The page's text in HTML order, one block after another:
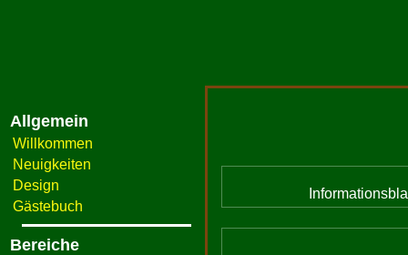
Allgemein
Willkommen
Neuigkeiten
Design
Gästebuch
Bereiche